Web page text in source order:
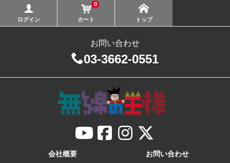
ログイン
0
カート トップ
お問い合わせ
03-3662-0551
会社概要 お問い合わせ